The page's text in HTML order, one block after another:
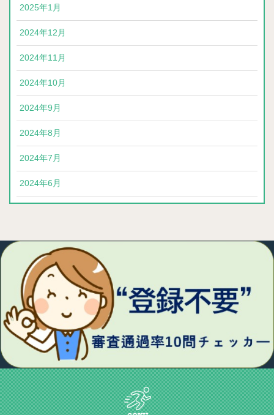
2025年1月
2024年12月
2024年11月
2024年10月
2024年9月
2024年8月
2024年7月
2024年6月